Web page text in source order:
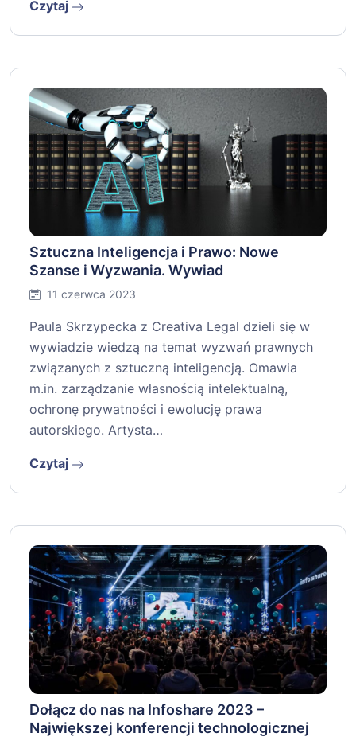
Czytaj
Sztuczna Inteligencja i Prawo: Nowe
Szanse i Wyzwania. Wywiad
11 czerwca 2023
Paula Skrzypecka z Creativa Legal dzieli się w
wywiadzie wiedzą na temat wyzwań prawnych
związanych z sztuczną inteligencją. Omawia
m.in. zarządzanie własnością intelektualną,
ochronę prywatności i ewolucję prawa
autorskiego. Artysta…
Czytaj
Dołącz do nas na Infoshare 2023 –
Największej konferencji technologicznej